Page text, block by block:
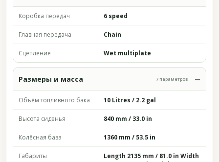
Коробка передач 6 speed
Главная передача Chain
Сцепление Wet multiplate
Размеры и масса 7 параметров
Объём топливного бака 10 Litres / 2.2 gal
Высота сиденья 840 mm / 33.0 in
Колёсная база 1360 mm / 53.5 in
Габариты
Length 2135 mm / 81.0 in Width